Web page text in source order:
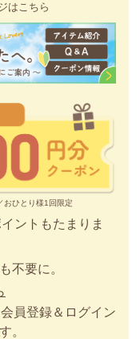
はこちら
ひとり様1回限定
ントもたまりま
不要に。
員登録＆ログイン
。